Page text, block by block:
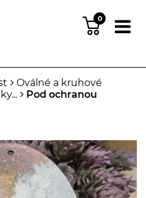
0
Oválné a kruhové
Pod ochranou